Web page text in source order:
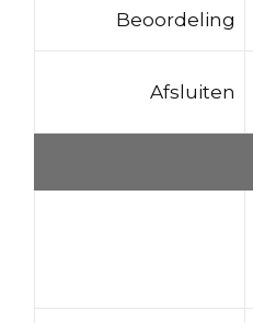
Beoordeling
Afsluiten